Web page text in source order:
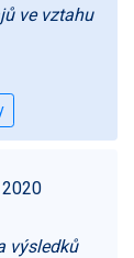
ve vztahu
výsledků